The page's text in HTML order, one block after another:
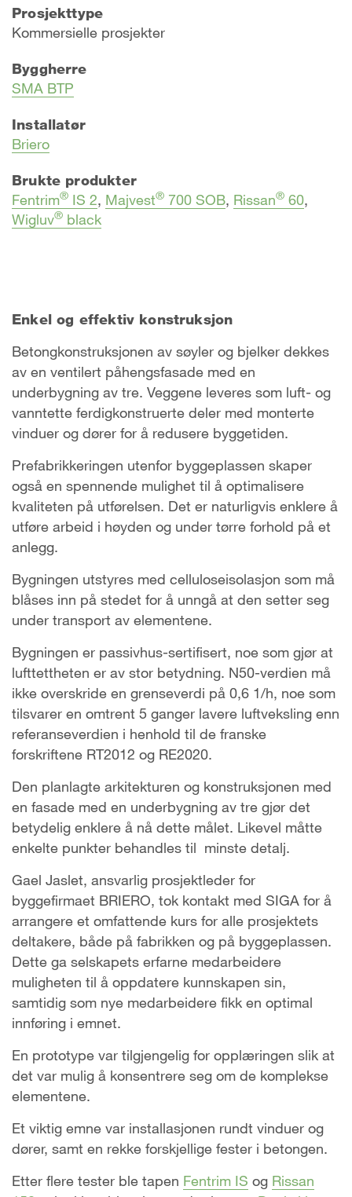
Prosjekttype
Kommersielle prosjekter
Byggherre
SMA BTP
Installatør
​Briero
Brukte produkter
Fentrim® IS 2, Majvest® 700 SOB, Rissan® 60,
Wigluv® black
Enkel og effektiv konstruksjon
Betongkonstruksjonen av søyler og bjelker dekkes
av en ventilert påhengsfasade med en
underbygning av tre. Veggene leveres som luft- og
vanntette ferdigkonstruerte deler med monterte
vinduer og dører for å redusere byggetiden.
Prefabrikkeringen utenfor byggeplassen skaper
også en spennende mulighet til å optimalisere
kvaliteten på utførelsen. Det er naturligvis enklere å
utføre arbeid i høyden og under tørre forhold på et
anlegg.
Bygningen utstyres med celluloseisolasjon som må
blåses inn på stedet for å unngå at den setter seg
under transport av elementene.
Bygningen er passivhus-sertifisert, noe som gjør at
lufttettheten er av stor betydning. N50-verdien må
ikke overskride en grenseverdi på 0,6 1/h, noe som
tilsvarer en omtrent 5 ganger lavere luftveksling enn
referanseverdien i henhold til de franske
forskriftene RT2012 og RE2020.
Den planlagte arkitekturen og konstruksjonen med
en fasade med en underbygning av tre gjør det
betydelig enklere å nå dette målet. Likevel måtte
enkelte punkter behandles til minste detalj.
Gael Jaslet, ansvarlig prosjektleder for
byggefirmaet BRIERO, tok kontakt med SIGA for å
arrangere et omfattende kurs for alle prosjektets
deltakere, både på fabrikken og på byggeplassen.
Dette ga selskapets erfarne medarbeidere
muligheten til å oppdatere kunnskapen sin,
samtidig som nye medarbeidere fikk en optimal
innføring i emnet.
En prototype var tilgjengelig for opplæringen slik at
det var mulig å konsentrere seg om de komplekse
elementene.
Et viktig emne var installasjonen rundt vinduer og
dører, samt en rekke forskjellige fester i betongen.
Etter flere tester ble tapen Fentrim IS og Rissan